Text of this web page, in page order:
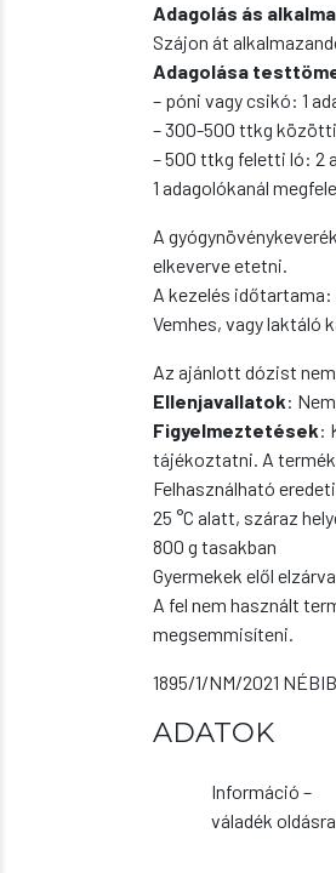
Adagolás ás
Szájon át
Adagolása
– póni vagy csikó: 1
– 300-500 ttkg közötti
– 500 ttkg feletti ló: 2
1 adagolókanál
A
elkeverve etetni.
A kezelés időtartama:
Vemhes, vagy laktáló
Az ajánlott dózist
Ellenjavallatok:
Figyelmeztetések:
tájékoztatni. A termék
Felhasználható
25 °C alatt, száraz
800 g tasakban
Gyermekek elől
A fel nem használt
megsemmisíteni.
1895/1/NM/2021
ADATOK
Információ –
váladék oldásra